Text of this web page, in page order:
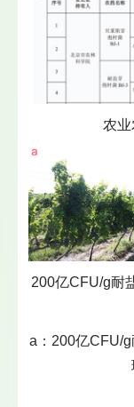
农
200亿CFU/g耐
a：200亿CFU/